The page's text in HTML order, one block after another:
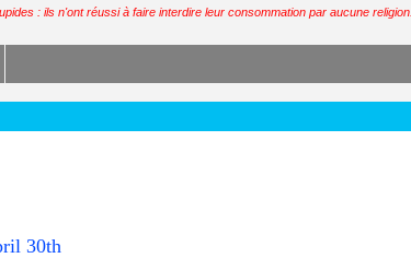
: ils n'ont réussi à faire interdire leur consommation par aucune religion.
30th